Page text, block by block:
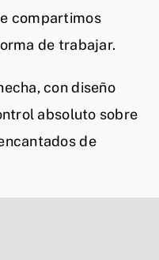
compartimos
de trabajar.
con diseño
absoluto sobre
de